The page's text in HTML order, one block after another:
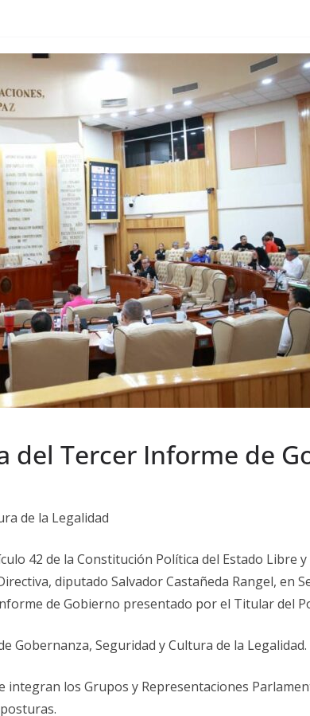
del Tercer Informe de
de la Legalidad
42 de la Constitución Política del Estado Libre
diputado Salvador Castañeda Rangel, en
de Gobierno presentado por el Titular del
Gobernanza, Seguridad y Cultura de la Legalidad.
los Grupos y Representaciones